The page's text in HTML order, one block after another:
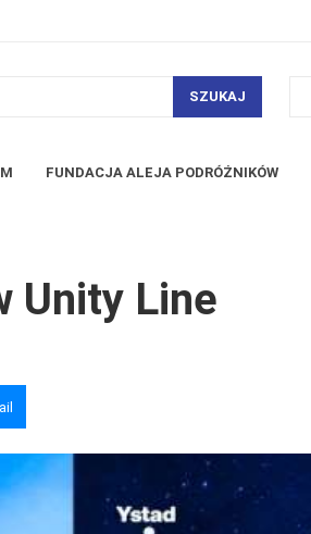
SZUKAJ
FUNDACJA ALEJA PODRÓŻNIKÓW
Unity Line